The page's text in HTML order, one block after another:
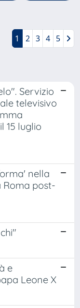
1 2 3 4 5
Servizio
televisivo
15 luglio
nella
post-
e
Leone X